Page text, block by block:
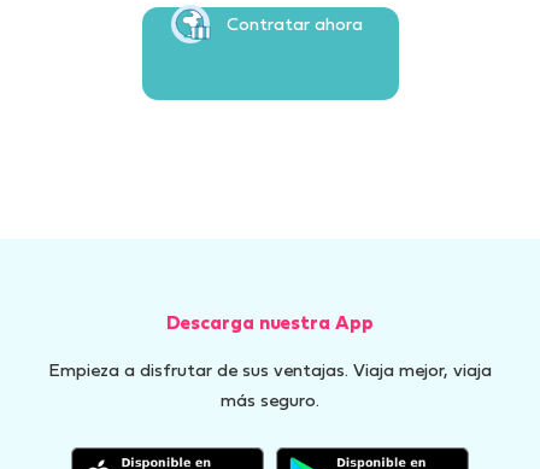
Contratar ahora
Descarga nuestra App
Empieza a disfrutar de sus ventajas. Viaja mejor, viaja
más seguro.